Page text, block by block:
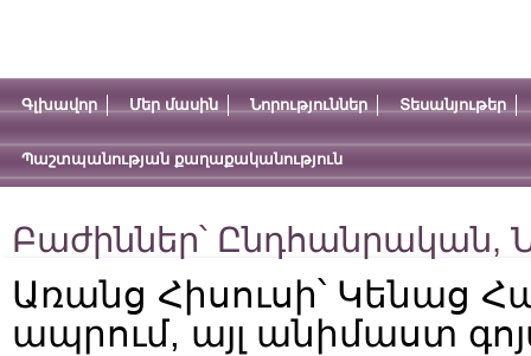
Գլխավոր Մեր մասին Նորություններ Տեսանյութեր
Պաշտպանության քաղաքականություն
Բաժիններ՝ Ընդհանրական,
Առանց Հիսուսի՝ Կենաց
ապրում, այլ անիմաստ